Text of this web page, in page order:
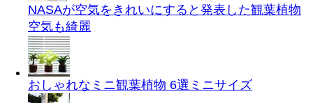
NASAが空気をきれいにすると発表した観葉植物
空気も綺麗
おしゃれなミニ観葉植物 6選 ミニサイズ